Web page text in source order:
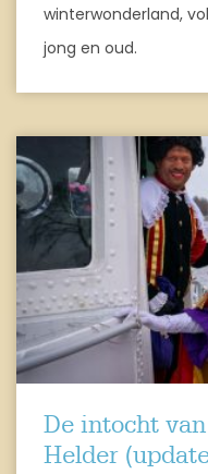
winterwonderland,
jong en oud.
De intocht
Helder